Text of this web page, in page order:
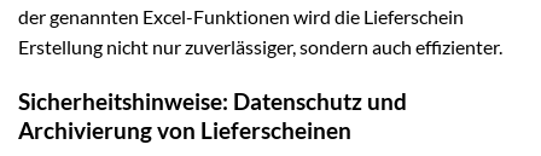
der genannten Excel-Funktionen wird die Lieferschein
Erstellung nicht nur zuverlässiger, sondern auch effizienter.
Sicherheitshinweise: Datenschutz und
Archivierung von Lieferscheinen